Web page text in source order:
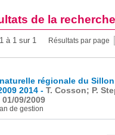
de la recherche
à 1 sur 1 Résultats par page
régionale du
2014 - T. Cosson; P.
09/2009
de gestion